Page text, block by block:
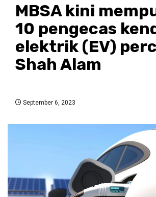
MBSA kini
10 pengecas
elektrik (EV)
Shah Alam
September 6, 2023